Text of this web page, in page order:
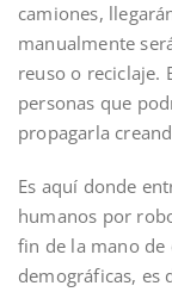
camiones,
manualmente
reuso o reciclaje.
personas que
propagarla
Es aquí donde
humanos por
fin de la mano de
demográficas, es